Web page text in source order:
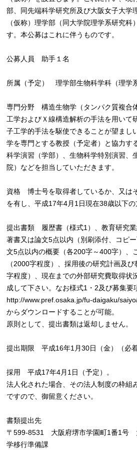
部、同先端科学研究所及び大阪女子大学
（仮称）理学部（同大学院理学系研究科
す。本公募はこれに伴うものです。
公募人員 助手１名
所属（予定） 理学部生物科学科（理学
専門分野 構造生物学（タンパク質複合
工学およびＸ線構造解析の手法を用いて
子工学的手法を駆使できることが望まし
学を専門とする教授（予定者）と協力す
科学演習（学部）、生物科学特別演習、
院）などを担当していただきます。
資格 博士号を取得者しているか、又は
を有し、平成17年4月1日現在38歳以下の
提出書類 履歴書（様式1）、教育研究
著書又は論文5点以内（別刷添付、コピ
文5点以内の概要（各200字～400字）、
（2000字程度）、採用後の研究計画及
字程度）、現在までの外部研究費取得状
成して下さい。なお様式1・2及び募集要
http://www.pref.osaka.jp/fu-daigaku/
からダウンロードすることが可能。
原則として、提出書類は返却しません。
提出期限 平成16年1月30日（金）（必着
採用 平成17年4月1日（予定）。
法人化された場合、その法人制度の枠組
ですので、御留意ください。
書類提出先
〒599-8531 大阪府堺市学園町1番1号
学移行準備課